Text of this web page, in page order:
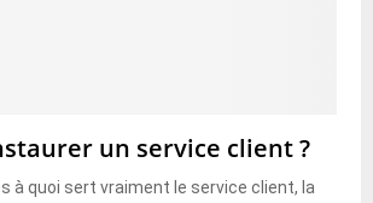
un service client ?
à quoi sert vraiment le service client, la